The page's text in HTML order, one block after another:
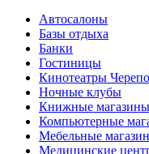
Автосалоны
Базы отдыха
Банки
Гостиницы
Кинотеатры
Ночные клубы
Книжные магазины
Компьютерные
Мебельные
Медицинские